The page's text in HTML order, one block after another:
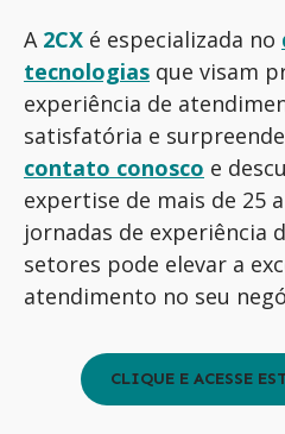
A 2CX é especializada no
tecnologias que visam
experiência de
satisfatória e
contato conosco e
expertise de mais de 25
jornadas de experiência
setores pode elevar a
atendimento no seu
CLIQUE E ACESSE